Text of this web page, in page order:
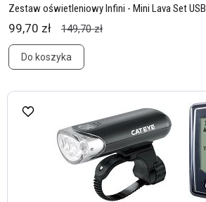
Zestaw oświetleniowy Infini - Mini Lava Set USB
99,70 zł 149,70 zł
Do koszyka